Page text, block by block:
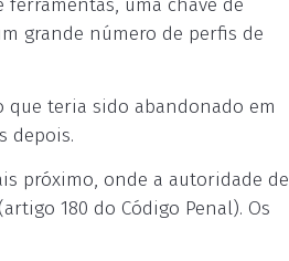
uma chave de
grande número de perfis de
teria sido abandonado em
depois.
próximo, onde a autoridade de
180 do Código Penal). Os